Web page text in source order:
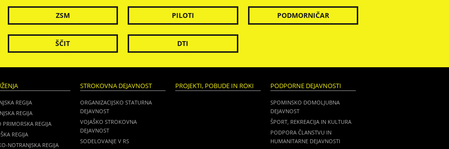
ZSM PILOTI PODMORNIČAR
ŠČIT DTI
REGIJA
REGIJA
PRIMORSKA REGIJA
REGIJA
NOTRANJSKA REGIJA
STROKOVNA DEJAVNOST
ORGANIZACIJSKO STATURNA
DEJAVNOST
VOJAŠKO STROKOVNA
DEJAVNOST
SODELOVANJE V RS
PROJEKTI, POBUDE IN ROKI PODPORNE DEJAVNOSTI
SPOMINSKO DOMOLJUBNA
DEJAVNOST
ŠPORT, REKREACIJA IN KULTURA
PODPORA ČLANSTVU IN
HUMANITARNE DEJAVNOSTI